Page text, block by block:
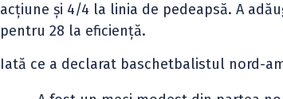
acțiune și 4/4 la linia de pedeapsă. A
pentru 28 la eficiență.
Iată ce a declarat baschetbalistul nord-